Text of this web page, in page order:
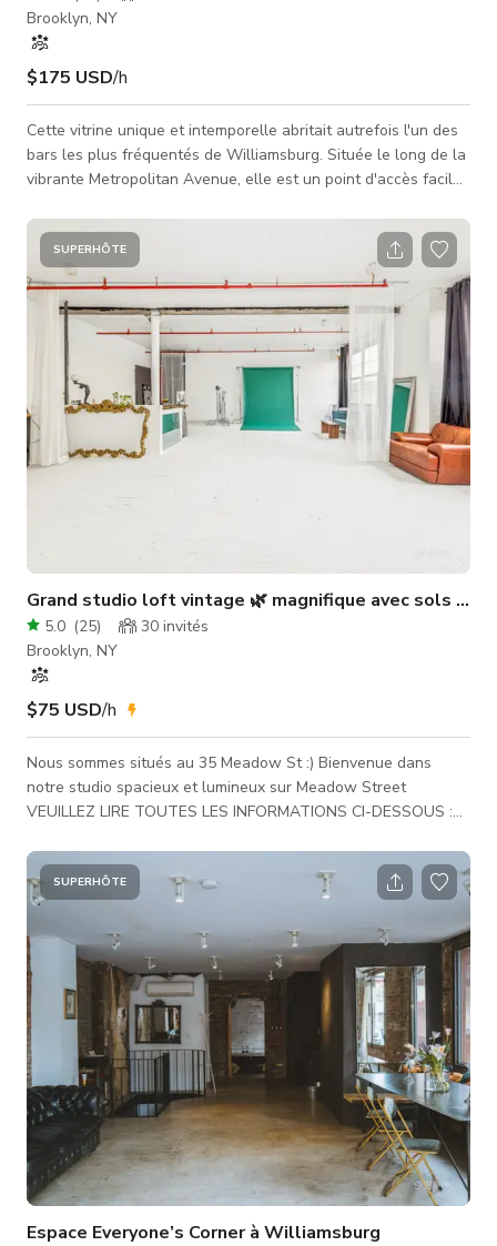
Brooklyn, NY
$175 USD/h
Cette vitrine unique et intemporelle abritait autrefois l'un des
bars les plus fréquentés de Williamsburg. Située le long de la
vibrante Metropolitan Avenue, elle est un point d'accès facile
par une façade antique restaurée avec de grandes fenêtres
en baie dans un espace intérieur de 1 100 pieds carrés avec
des tables en bois de grange sur mesure, un canapé
Chesterfield surdimensionné et une variété de plantes et
d'accents
SUPERHÔTE
Grand studio loft vintage 🌿 magnifique avec sols
5.0 (25) 30 invités
Brooklyn, NY
$75 USD/h
Nous sommes situés au 35 Meadow St :) Bienvenue dans
notre studio spacieux et lumineux sur Meadow Street
VEUILLEZ LIRE TOUTES LES INFORMATIONS CI-DESSOUS :
Grand sur la ligne L au 35 Meadow Street. C'est notre
nouvelle adresse mise à jour depuis 361 Stagg. ++Il y a un
ascenseur depuis le hall/nous sommes accessibles aux
personnes handicapées. ++Nous sommes une installation
sans contact, donc nous vous fournirons des codes d'
SUPERHÔTE
Espace Everyone’s Corner à Williamsburg